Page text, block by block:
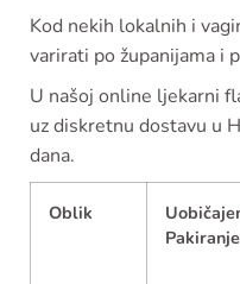
Kod nekih lokalnih i
varirati po županijama i
U našoj online ljekarni
uz diskretnu dostavu u
dana.
Oblik
Pakiranje